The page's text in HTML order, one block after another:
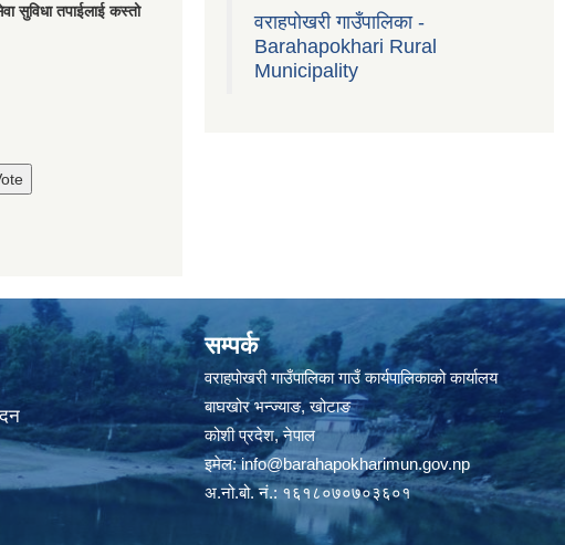
सुविधा तपाईलाई कस्तो
वराहपोखरी गाउँपालिका -
Barahapokhari Rural
Municipality
सम्पर्क
वराहपोखरी गाउँपालिका गाउँ कार्यपालिकाको कार्यालय
बाघखोर भन्ज्याङ, खोटाङ
कोशी प्रदेश, नेपाल
इमेल:info@barahapokharimun.gov.np
अ.नो.बो. नं.: १६१८०७०७०३६०१